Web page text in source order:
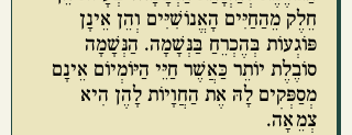
חֵלֶק מֵהַחַיִּים הָאֱנוֹשִׁיִּים וְהֵן אֵינָן
פּוֹגְעוֹת בְּהֶכְרֵחַ בַּנְּשָׁמָה. הַנְּשָׁמָה
סוֹבֶלֶת יוֹתֵר כַּאֲשֶׁר חַיֵּי הַיּוֹמְיוֹם אֵינָם
מְסַפְּקִים לָהּ אֶת הַחֲוָיוֹת לָהֶן הִיא
צְמֵאָה.